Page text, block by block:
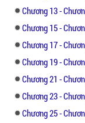
Hy vọng bạn
thoải mái
Chương 13 -
Chương 15 -
Chương 17 -
Chương 19 -
Chương 21 -
Chương 23 -
Chương 25 -